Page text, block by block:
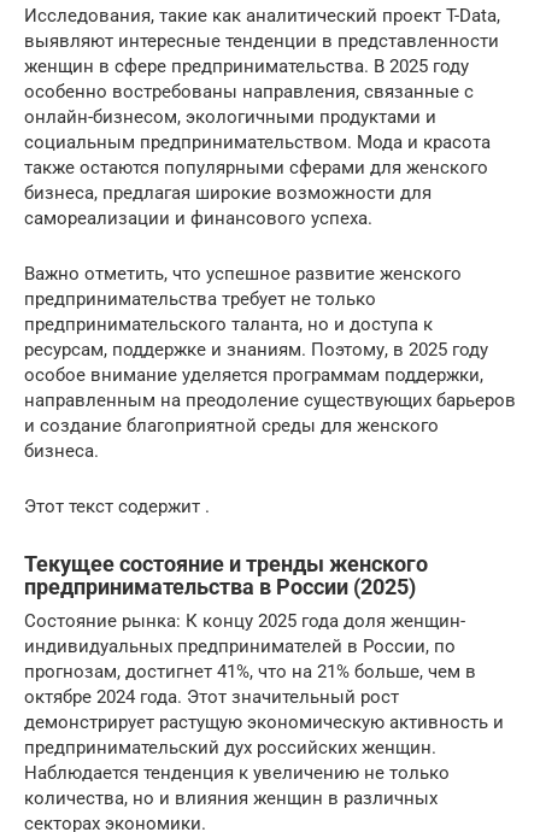
Исследования, такие как аналитический проект T-Data,
выявляют интересные тенденции в представленности
женщин в сфере предпринимательства. В 2025 году
особенно востребованы направления, связанные с
онлайн-бизнесом, экологичными продуктами и
социальным предпринимательством. Мода и красота
также остаются популярными сферами для женского
бизнеса, предлагая широкие возможности для
самореализации и финансового успеха.
Важно отметить, что успешное развитие женского
предпринимательства требует не только
предпринимательского таланта, но и доступа к
ресурсам, поддержке и знаниям. Поэтому, в 2025 году
особое внимание уделяется программам поддержки,
направленным на преодоление существующих барьеров
и создание благоприятной среды для женского
бизнеса.
Этот текст содержит .
Текущее состояние и тренды женского
предпринимательства в России (2025)
Состояние рынка: К концу 2025 года доля женщин-
индивидуальных предпринимателей в России, по
прогнозам, достигнет 41%, что на 21% больше, чем в
октябре 2024 года. Этот значительный рост
демонстрирует растущую экономическую активность и
предпринимательский дух российских женщин.
Наблюдается тенденция к увеличению не только
количества, но и влияния женщин в различных
секторах экономики.